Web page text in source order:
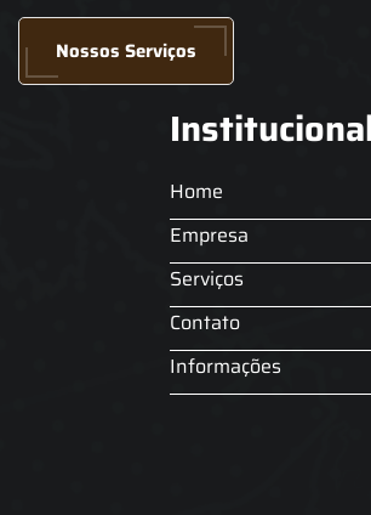
Nossos Serviços
Home
Empresa
Serviços
Contato
Informações